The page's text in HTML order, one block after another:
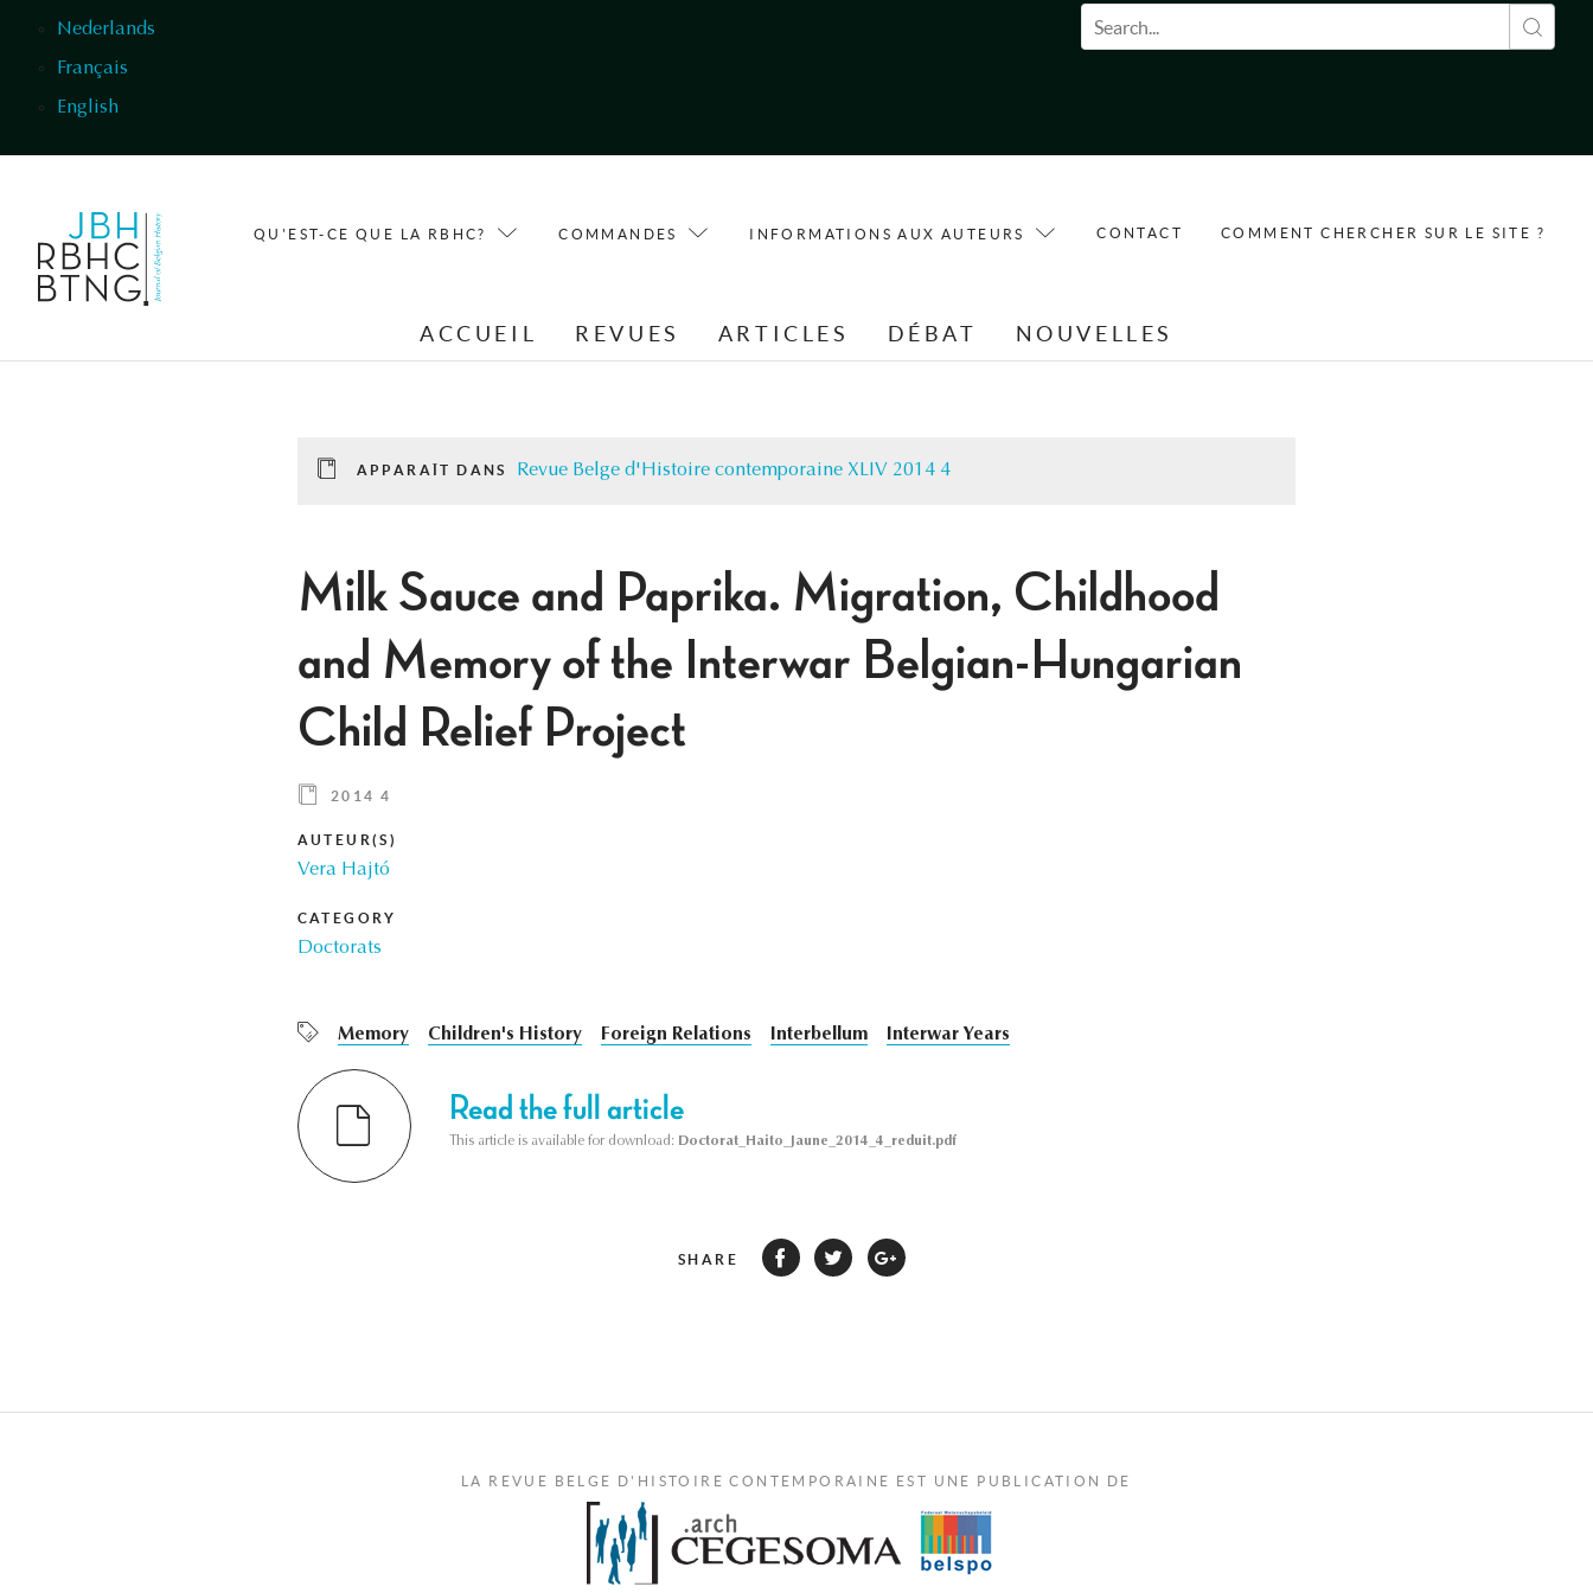
Nederlands
Français
English
Formulaire de recherche
QU'EST-CE QUE LA RBHC? COMMANDES INFORMATIONS AUX AUTEURS CONTACT COMMENT CHERCHER SUR LE SITE ?
ACCUEIL REVUES ARTICLES DÉBAT NOUVELLES
APPARAÎT DANS Revue Belge d'Histoire contemporaine XLIV 2014 4
Milk Sauce and Paprika. Migration, Childhood
and Memory of the Interwar Belgian-Hungarian
Child Relief Project
2014 4
AUTEUR(S)
Vera Hajtó
CATEGORY
Doctorats
Memory Children's History Foreign Relations Interbellum Interwar Years
Read the full article
This article is available for download: Doctorat_Haito_Jaune_2014_4_reduit.pdf
SHARE
LA REVUE BELGE D'HISTOIRE CONTEMPORAINE EST UNE PUBLICATION DE